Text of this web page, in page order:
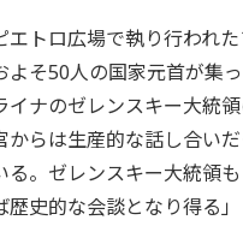
トロ広場で執り行われ
よそ50人の国家元首が集
イナのゼレンスキー大統
からは生産的な話し合い
る。ゼレンスキー大統領
史的な会談となり得る」